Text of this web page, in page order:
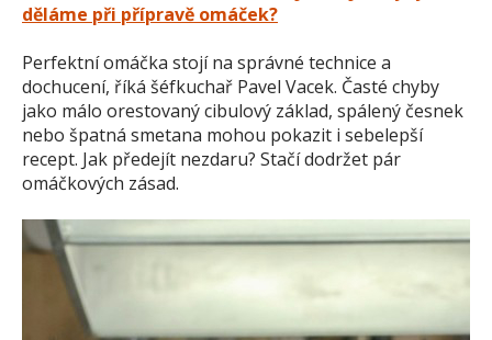
děláme při přípravě omáček?
Perfektní omáčka stojí na správné technice a
dochucení, říká šéfkuchař Pavel Vacek. Časté chyby
jako málo orestovaný cibulový základ, spálený česnek
nebo špatná smetana mohou pokazit i sebelepší
recept. Jak předejít nezdaru? Stačí dodržet pár
omáčkových zásad.